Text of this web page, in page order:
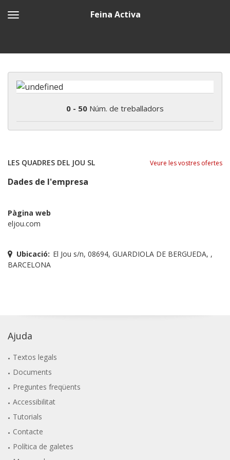
Feina Activa
0 - 50 Núm. de treballadors
LES QUADRES DEL JOU SL Veure les vostres ofertes
Dades de l'empresa
Pàgina web
eljou.com
Ubicació: El Jou s/n, 08694, GUARDIOLA DE BERGUEDA, ,
BARCELONA
Ajuda
Textos legals
Documents
Preguntes freqüents
Accessibilitat
Tutorials
Contacte
Política de galetes